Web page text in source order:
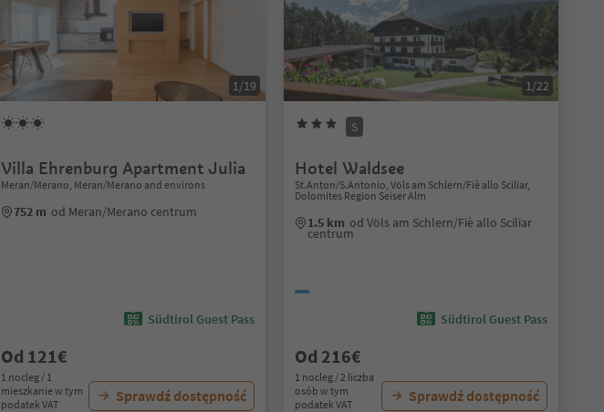
1/19
Villa Ehrenburg Apartment Julia
Meran/Merano, Meran/Merano and environs
752 m od Meran/Merano centrum
Südtirol Guest Pass
Od 121€
1 nocleg / 1
mieszkanie w tym
podatek VAT
Sprawdź dostępność
1/22
S
Hotel Waldsee
St.Anton/S.Antonio, Völs am Schlern/Fiè allo Sciliar,
Dolomites Region Seiser Alm
1.5 km od Völs am Schlern/Fiè allo Sciliar
centrum
Südtirol Guest Pass
Od 216€
1 nocleg / 2 liczba
osób w tym
podatek VAT
Sprawdź dostępność